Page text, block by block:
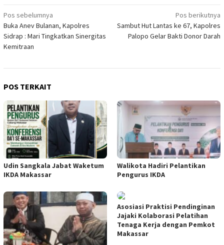
Navigasi
pos
Pos sebelumnya
Buka Anev Bulanan, Kapolres
Sidrap : Mari Tingkatkan Sinergitas
Kemitraan
Pos berikutnya
Sambut Hut Lantas ke 67, Kapolres
Palopo Gelar Bakti Donor Darah
POS TERKAIT
Udin Sangkala Jabat Waketum
IKDA Makassar
Walikota Hadiri Pelantikan
Pengurus IKDA
Asosiasi Praktisi Pendinginan
Jajaki Kolaborasi Pelatihan
Tenaga Kerja dengan Pemkot
Makassar